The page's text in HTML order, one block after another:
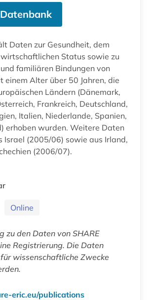
Daten zur Gesundheit, dem
Status sowie zu
familiären Bindungen von
einem Alter über 50 Jahren, die
Ländern (Dänemark,
Frankreich, Deutschland,
Italien, Niederlande, Spanien,
erhoben wurden. Weitere Daten
Israel (2005/06) sowie aus Irland,
(2006/07).
Online
zu den Daten von SHARE
Die Daten
wissenschaftliche Zwecke
eric.eu/publications